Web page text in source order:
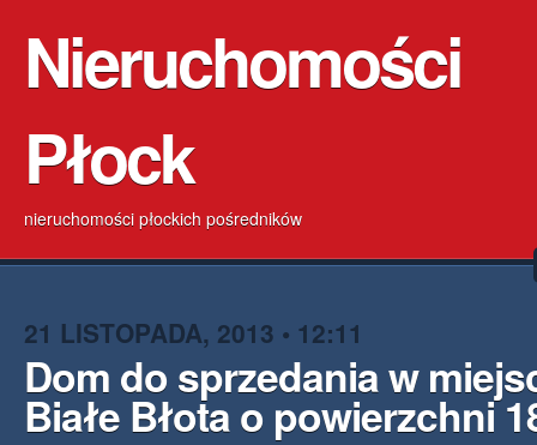
Nieruchomości
Płock
nieruchomości płockich pośredników
21 LISTOPADA, 2013 • 12:11
Dom do sprzedania w
Białe Błota o powierzchni